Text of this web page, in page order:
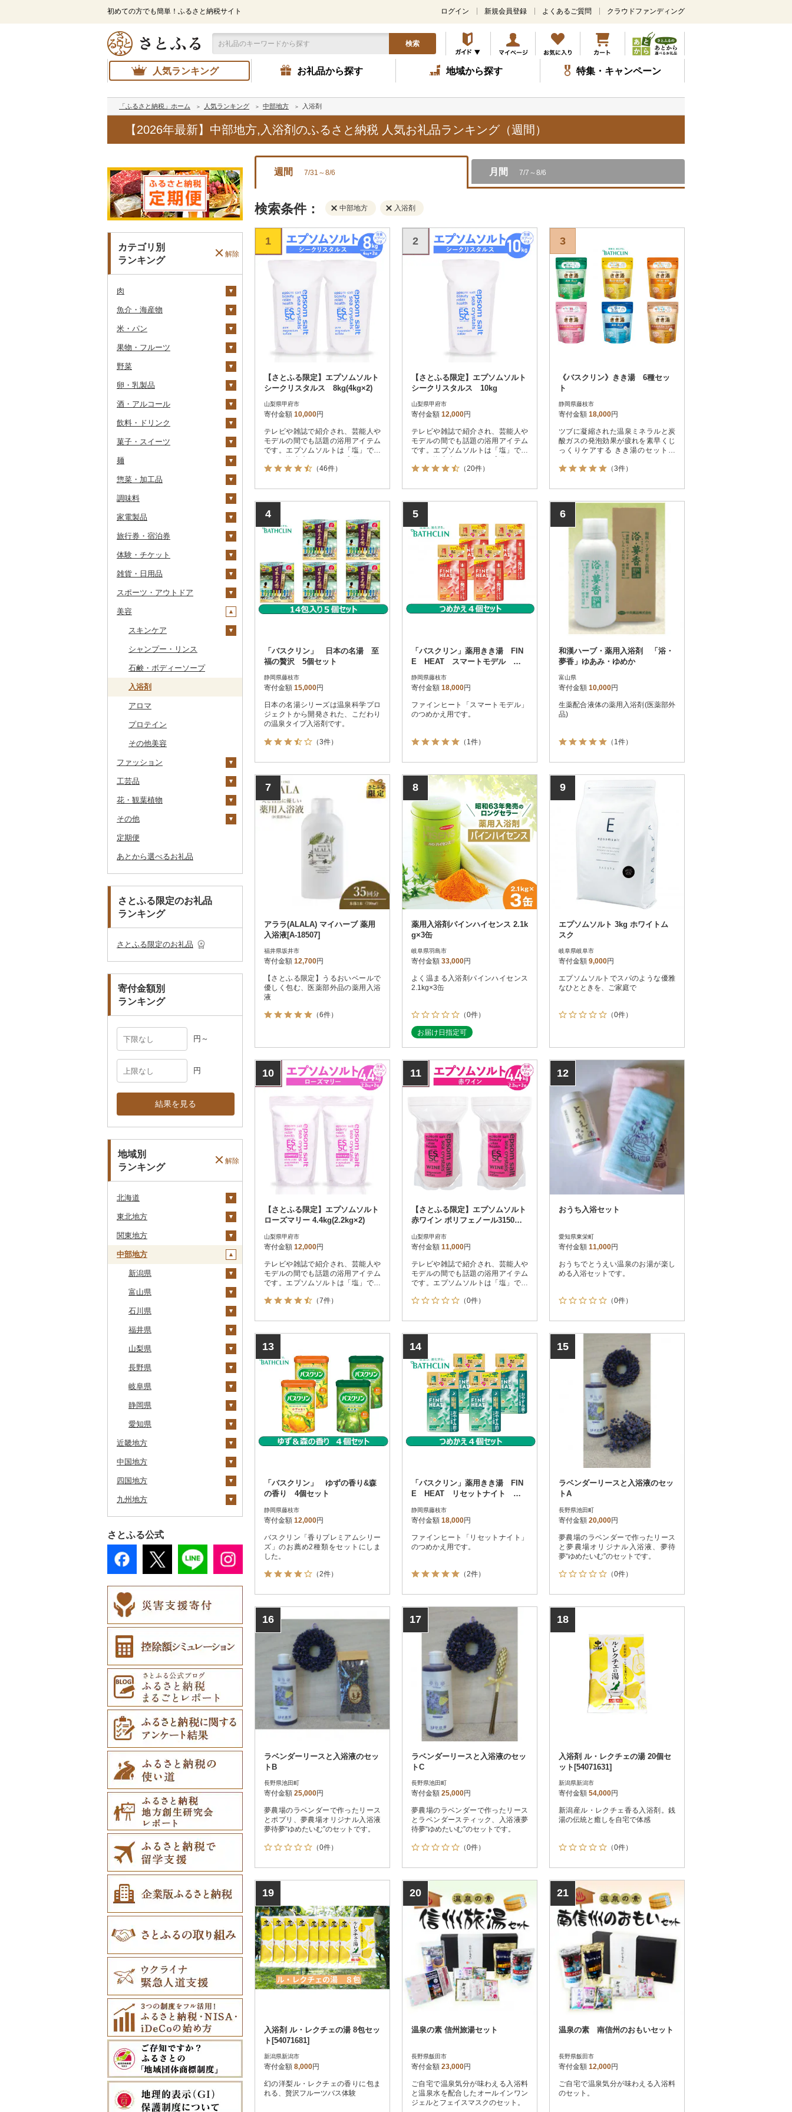
初めての方でも簡単！ふるさと納税サイト
メ
ン
コ
ン
テ
ツ
ッ
プ
ログイン 新規会員登録 よくあるご質問 クラウドファンディング
検索
人気ランキング お礼品から探す 地域から探す 特集・キャンペーン
「ふるさと納税」ホーム 人気ランキング 中部地方 入浴剤
【2026年最新】中部地方,入浴剤のふるさと納税 人気お礼品ランキング（週間）
カテゴリ別
ランキング
解除
肉
牛肉（精肉）
ステーキ
すき焼き
焼肉
牛タン
和牛
黒毛和牛
仙台牛
米沢牛
山形牛
常陸牛
上州牛
飛騨牛
近江牛
但馬牛
土佐あかうし
佐賀牛
長崎和牛
あか牛
宮崎牛
その他牛肉（精肉）
牛肉（加工品）
ハンバーグ
ローストビーフ
ビーフジャーキー
その他牛肉（加工品）
豚肉（精肉）
すき焼き
しゃぶしゃぶ
焼肉
アグー豚
豚肉（加工品）
ハンバーグ
もつ鍋
ハム
ソーセージ・ウインナ
鶏肉
鶏肉（精肉）
ハム・ソーセージ
唐揚げ
水炊き
地鶏
赤鶏さつま
その他鶏肉
鹿肉
馬肉
羊肉・ラム肉（ジンギス
魚介・海産物
カニ
ズワイガニ
毛ガニ
かにしゃぶ
その他カニ
エビ
ボタンエビ
伊勢海老
その他エビ
いくら
うに
明太子・たらこ
明太子
たらこ
その他魚卵
数の子
キャビア
その他魚卵
貝
鮑（アワビ）
牡蠣（カキ）
あさり
しじみ
サザエ
はまぐり
その他貝
鮮魚
鮭・サーモン
マグロ
イワシ
カツオ
金目鯛
クエ
サバ
さんま
鯛
のどぐろ
ふぐ
ブリ
ほっけ
その他鮮魚
イカ・タコ
イカ
タコ
海苔・海藻
海苔
わかめ
ひじき
その他海苔・海藻
干物
ししゃも
その他干物
その他魚介・加工品
しらす・ちりめん
かまぼこ・練り製品
米・パン
米
無洗米
玄米
金芽米
ゆめぴりか
コシヒカリ
はえぬき
さがびより
あきたこまち
ひとめぼれ
ミルキークィーン
ななつぼし
雑穀
餅
その他穀物加工品
パン
果物・フルーツ
ぶどう・マスカット
巨峰
ナガノパープル
ピオーネ
デラウェア
その他ぶどう・マスカ
いちご
りんご
もも
メロン
梨
和梨
洋梨・ラフランス
マンゴー
みかん・柑橘
みかん
レモン
不知火・デコポン
せとか
まどんな
ポンカン
その他柑橘
すいか
キウイ
柿（カキ）
ドライフルーツ
干し芋
その他ドライフルーツ
その他果物
びわ
ブルーベリー
パイナップル
栗
その他果物
野菜
いも
じゃがいも
さつまいも
その他いも
トマト
フルーツトマト
ミニトマト
玉ねぎ
ねぎ
根菜
人参
大根
自然薯
レンコン
にんにく・生姜
その他根菜
アスパラガス
豆
きのこ
しいたけ
松茸
その他きのこ
その他野菜
山菜
かぼちゃ
レタス
その他野菜
卵・乳製品
卵
チーズ
ヨーグルト
バター
その他乳製品
酒・アルコール
ビール・発泡酒
ビール
地ビール・クラフトビ
日本酒
純米吟醸
大吟醸
吟醸
その他日本酒
芋焼酎
麦焼酎
米焼酎
黒糖焼酎
その他焼酎
梅酒
泡盛
ワイン
白ワイン
赤ワイン
シャンパン・スパーク
ウイスキー
リキュール・洋酒
甘酒
ノンアルコール
その他酒
飲料・ドリンク
水・ミネラルウォーター
飲料
コーヒー豆
粉
ドリップ
茶
飲料
茶葉・ティーバッグ
静岡茶
足柄茶
知覧茶
八女茶
果汁飲料
りんごジュース
みかんジュース（オレ
紅茶
飲料
茶葉・ティーバッグ
その他飲料・ジュース
野菜ジュース
炭酸飲料
豆乳
菓子・スイーツ
クッキー
焼き菓子
プリン
ゼリー
チョコレート
カステラ
アイス・ジェラート
その他洋菓子
煎餅・おかき
羊羹
饅頭
大福
その他和菓子
麺
ラーメン
うどん
そば
パスタ
ひやむぎ
そうめん
その他麺
惣菜・加工品
惣菜
餃子
シュウマイ
コロッケ
その他惣菜
カレー・シチュー
カレー
シチュー
鍋
肉
魚
その他鍋
ピザ
レトルト
スープ
豆腐・納豆
豆腐
納豆
漬物
梅干
キムチ
その他漬物
缶詰・瓶詰
肉
魚
果物
ジャム
その他缶詰・瓶詰
乾物
燻製（スモーク）
おせち
その他加工品
調味料
砂糖
塩
醤油
味噌
酢
だし
食用油
えごま油
オリーブオイル
ごま油
その他食用油
はちみつ
ドレッシング
その他調味料
みりん
ケチャップ
こしょう
その他調味料
家電製品
季節・空調家電
キッチン家電
照明器具
パソコン・周辺機器
TV・オーディオ・カメラ
美容・健康家電
カー用品
時計
その他家電
旅行券・宿泊券
旅行券
JTBふるさと旅行クー
その他旅行券
宿泊券
体験・チケット
PayPay商品券
食事券
温泉・サウナ・スパ利用
釣り
ダイビング
券
ゴルフプレー券
GDOふるさとゴルフ
その他のゴルフプレー
券
花火大会チケット
カタログギフト
その他体験・チケット
雑貨・日用品
家具・インテリア
机・テーブル
椅子・チェア・ソファ
その他家具・インテリ
ア
寝具
布団
枕
毛布
タオルケット
その他寝具
タオル
泉州タオル
その他タオル
文房具・印鑑
ボールペン
ノート・ファイル
印鑑
その他文房具
食器
グラス・カップ
タンブラー
箸
スプーン・フォーク・
キッチン用品
包丁
フライパン
鍋
まな板
その他キッチン用品
日用品
洗剤
トイレットペーパー
ティッシュ
楽器・器材
本・CD・DVD
おもちゃ・ぬいぐるみ
ご当地キャラクター
ベビー用品
ペット用品
防災グッズ
その他雑貨
スポーツ・アウトドア
ゴルフ
ゴルフボール
ゴルフクラブ
ゴルフウェア
その他ゴルフ
釣り
サイクリング
アウトドア・キャンプ
その他スポーツ
ウェア・ユニフォーム
その他スポーツ
美容
スキンケア
化粧水・乳液・美容液
洗顔
その他スキンケア
シャンプー・リンス
石鹸・ボディーソープ
入浴剤
アロマ
プロテイン
その他美容
ファッション
鞄・バッグ
トートバッグ・ショル
ツケース
その他鞄・バッグ
洋服
女性・レディース
子供・ベビー
その他洋服
和服
靴・履物
靴・シューズ
スリッパ・下駄・草履
その他靴・履物
アクセサリー
ペンダント・ネックレ
ス
ピアス・イヤリング
その他アクセサリー
その他服飾小物
ショール・ストール
マフラー・手袋
工芸品
織物
本場奄美大島紬
陶器・漆器
唐津焼
備前焼
美濃焼
村上木彫堆朱
その他装飾品・工芸品
数珠
工芸品
播州そろばん
美濃和紙
花・観葉植物
観葉植物・苗木
花
胡蝶蘭
造花・プリザーブドフ
ラワー
その他花
盆栽・その他
その他
地域サービス
その他
定期便
あとから選べるお礼品
さとふる限定のお礼品
ランキング
さとふる限定のお礼品
寄付金額別
ランキング
円～
円
結果を見る
地域別
ランキング
解除
北海道
安平町
八雲町
鹿部町
江差町
白老町
せたな町
旭川市
森町
稚内市
標津町
清里町
北斗市
留萌市
白糠町
釧路町
名寄市
美唄市
厚岸町
南富良野町
上富良野町
和寒町
紋別市
根室市
三笠市
東川町
厚真町
奥尻町
網走市
浦河町
広尾町
中札内村
滝川市
鶴居村
釧路市
苫前町
当別町
占冠村
上士幌町
平取町
七飯町
北見市
登別市
訓子府町
室蘭市
士幌町
倶知安町
東北地方
青森県
十和田市
大鰐町
南部町
五戸町
藤崎町
六ヶ所村
東北町
三戸町
東通村
黒石市
おいらせ町
鶴田町
階上町
深浦町
青森市
田子町
新郷村
横浜町
佐井村
五所川原市
平川市
蓬田村
中泊町
外ヶ浜町
つがる市
弘前市
鰺ヶ沢町
むつ市
田舎館村
青森県（県庁）
三沢市
西目屋村
岩手県
宮古市
軽米町
岩手町
矢巾町
釜石市
野田村
普代村
一戸町
陸前高田市
紫波町
滝沢市
住田町
葛巻町
花巻市
岩泉町
田野畑村
盛岡市
奥州市
岩手県（県庁）
一関市
久慈市
西和賀町
北上市
平泉町
洋野町
大船渡市
山田町
大槌町
宮城県
柴田町
色麻町
丸森町
大衡村
加美町
利府町
白石市
登米市
山元町
名取市
川崎町
村田町
栗原市
富谷市
岩沼市
七ヶ宿町
塩竈市
多賀城市
宮城県（県庁）
亘理町
蔵王町
女川町
気仙沼市
美里町
松島町
大和町
大郷町
仙台市
大河原町
角田市
涌谷町
東松島市
秋田県
大潟村
横手市
能代市
小坂町
仙北市
井川町
潟上市
三種町
藤里町
湯沢市
大館市
由利本荘市
にかほ市
羽後町
秋田県（県庁）
男鹿市
東成瀬村
五城目町
北秋田市
八峰町
鹿角市
大仙市
八郎潟町
山形県
村山市
尾花沢市
上山市
河北町
酒田市
新庄市
長井市
小国町
南陽市
中山町
庄内町
大石田町
川西町
鶴岡市
金山町
飯豊町
鮭川村
大蔵村
山辺町
戸沢村
舟形町
最上町
真室川町
寒河江市
西川町
山形市
三川町
大江町
米沢市
福島県
天栄村
広野町
鏡石町
須賀川市
小野町
棚倉町
古殿町
昭和村
下郷町
西郷村
二本松市
猪苗代町
川俣町
西会津町
いわき市
南会津町
田村市
磐梯町
三春町
本宮市
柳津町
鮫川村
福島市
新地町
三島町
桑折町
矢吹町
国見町
檜枝岐村
喜多方市
南相馬市
会津若松市
大熊町
浅川町
相馬市
中島村
伊達市
川内村
関東地方
茨城県
土浦市
取手市
つくば市
稲敷市
潮来市
五霞町
北茨城市
境町
かすみがうら市
牛久市
常陸太田市
つくばみらい市
下妻市
茨城町
神栖市
常総市
東海村
大洗町
ひたちなか市
龍ケ崎市
守谷市
常陸大宮市
笠間市
行方市
結城市
城里町
水戸市
鉾田市
石岡市
茨城県（県庁）
坂東市
小美玉市
日立市
大子町
鹿嶋市
阿見町
那珂市
筑西市
八千代町
古河市
栃木県
那須塩原市
市貝町
塩谷町
上三川町
佐野市
真岡市
高根沢町
大田原市
栃木市
日光市
小山市
宇都宮市
栃木県（県庁）
那珂川町
茂木町
那須烏山市
さくら市
那須町
鹿沼市
下野市
益子町
芳賀町
野木町
群馬県
榛東村
下仁田町
玉村町
安中市
川場村
昭和村
甘楽町
明和町
沼田市
桐生市
吉岡町
太田市
高山村
みどり市
千代田町
片品村
館林市
伊勢崎市
東吾妻町
前橋市
藤岡市
邑楽町
板倉町
嬬恋村
草津町
高崎市
群馬県（県庁）
大泉町
長野原町
中之条町
埼玉県
春日部市
蕨市
戸田市
毛呂山町
久喜市
ふじみ野市
川島町
上里町
川口市
飯能市
長瀞町
羽生市
小鹿野町
坂戸市
埼玉県（県庁）
東秩父村
横瀬町
三芳町
幸手市
日高市
蓮田市
川越市
宮代町
吉見町
東松山市
志木市
北本市
桶川市
加須市
三郷市
八潮市
越生町
さいたま市
鴻巣市
嵐山町
越谷市
小川町
滑川町
本庄市
千葉県
勝浦市
袖ケ浦市
我孫子市
長柄町
芝山町
八千代市
横芝光町
多古町
白子町
栄町
香取市
習志野市
銚子市
旭市
八街市
東金市
九十九里町
いすみ市
東庄町
館山市
大網白里市
一宮町
佐倉市
木更津市
野田市
山武市
鴨川市
印西市
神崎町
船橋市
千葉市
白井市
成田市
富津市
浦安市
松戸市
柏市
匝瑳市
東京都
八王子市
日野市
昭島市
武蔵村山市
葛飾区
小金井市
墨田区
東久留米市
利島村
瑞穂町
大島町
府中市
東村山市
あきる野市
中野区
荒川区
北区
多摩市
稲城市
世田谷区
日の出町
板橋区
渋谷区
新宿区
江東区
青梅市
国立市
品川区
福生市
小平市
文京区
大田区
豊島区
西東京市
羽村市
神奈川県
南足柄市
松田町
大井町
中井町
愛川町
山北町
真鶴町
清川村
開成町
藤沢市
神奈川県（県庁）
大和市
小田原市
湯河原町
秦野市
綾瀬市
横須賀市
三浦市
大磯町
箱根町
横浜市
茅ヶ崎市
厚木市
海老名市
相模原市
座間市
二宮町
中部地方
新潟県
十日町市
弥彦村
阿賀町
出雲崎町
魚沼市
佐渡市
燕市
南魚沼市
関川村
新発田市
加茂市
小千谷市
田上町
五泉市
三条市
見附市
胎内市
阿賀野市
津南町
新潟県（県庁）
柏崎市
村上市
妙高市
聖籠町
刈羽村
湯沢町
新潟市
富山県
射水市
氷見市
朝日町
高岡市
魚津市
砺波市
入善町
黒部市
立山町
富山県（県庁）
小矢部市
滑川市
富山市
南砺市
石川県
羽咋市
七尾市
白山市
穴水町
輪島市
中能登町
石川県（県庁）
野々市市
能登町
能美市
津幡町
宝達志水町
金沢市
内灘町
小松市
加賀市
福井県
美浜町
小浜市
越前町
若狭町
鯖江市
高浜町
勝山市
福井県（県庁）
越前市
坂井市
あわら市
福井市
大野市
おおい町
山梨県
富士吉田市
甲斐市
山梨市
富士川町
大月市
富士河口湖町
韮崎市
南アルプス市
市川三郷町
都留市
山梨県（県庁）
道志村
笛吹市
北杜市
鳴沢村
西桂町
身延町
早川町
南部町
昭和町
甲府市
甲州市
丹波山村
長野県
高森町
御代田町
飯田市
青木村
南箕輪村
長野県（県庁）
上松町
高山村
南木曽町
朝日村
長野市
池田町
川上村
信濃町
南牧村
伊那市
立科町
東御市
中野市
豊丘村
売木村
小諸市
箕輪町
駒ヶ根市
王滝村
千曲市
辰野町
茅野市
喬木村
阿智村
小川村
宮田村
飯綱町
栄村
松川町
坂城町
岐阜県
養老町
八百津町
池田町
関市
瑞穂市
飛騨市
岐南町
大野町
山県市
羽島市
川辺町
輪之内町
神戸町
瑞浪市
中津川市
高山市
郡上市
白川村
御嵩町
海津市
関ケ原町
笠松町
東白川村
土岐市
岐阜県（県庁）
下呂市
多治見市
垂井町
恵那市
白川町
各務原市
美濃市
揖斐川町
美濃加茂市
北方町
静岡県
下田市
静岡市
吉田町
函南町
藤枝市
御殿場市
浜松市
伊東市
島田市
伊豆市
焼津市
富士宮市
河津町
袋井市
熱海市
掛川市
伊豆の国市
小山町
森町
川根本町
御前崎市
東伊豆町
西伊豆町
清水町
南伊豆町
松崎町
湖西市
磐田市
三島市
静岡県（県庁）
牧之原市
菊川市
長泉町
愛知県
清須市
田原市
安城市
北名古屋市
東栄町
豊山町
南知多町
江南市
西尾市
幸田町
碧南市
岡崎市
愛知県（県庁）
蒲郡市
東郷町
犬山市
弥富市
東海市
新城市
瀬戸市
大府市
半田市
あま市
岩倉市
小牧市
愛西市
長久手市
豊川市
尾張旭市
稲沢市
知立市
大口町
日進市
近畿地方
三重県
鈴鹿市
伊賀市
木曽岬町
多気町
松阪市
桑名市
明和町
いなべ市
紀北町
熊野市
南伊勢町
朝日町
菰野町
紀宝町
伊勢市
四日市市
大台町
三重県（県庁）
津市
名張市
東員町
玉城町
滋賀県
長浜市
高島市
草津市
近江八幡市
竜王町
湖南市
彦根市
栗東市
愛荘町
滋賀県（県庁）
米原市
豊郷町
多賀町
京都府
宮津市
伊根町
与謝野町
福知山市
城陽市
京丹後市
井手町
木津川市
宇治田原町
長岡京市
綾部市
笠置町
南丹市
宇治市
京丹波町
京都府（府庁）
大山崎町
精華町
南山城村
京都市
舞鶴市
和束町
八幡市
京田辺市
向日市
大阪府
茨木市
豊能町
枚方市
泉佐野市
藤井寺市
能勢町
阪南市
貝塚市
岸和田市
泉南市
忠岡町
四條畷市
寝屋川市
泉大津市
守口市
富田林市
松原市
柏原市
羽曳野市
大阪府（府庁）
吹田市
河南町
和泉市
高槻市
豊中市
箕面市
太子町
岬町
兵庫県
上郡町
神河町
太子町
佐用町
多可町
朝来市
市川町
三木市
新温泉町
福崎町
西脇市
宍粟市
丹波市
加東市
稲美町
養父市
南あわじ市
洲本市
猪名川町
尼崎市
加西市
宝塚市
淡路市
丹波篠山市
香美町
芦屋市
神戸市
奈良県
曽爾村
宇陀市
山添村
大淀町
安堵町
王寺町
十津川村
高取町
広陵町
天理市
三郷町
下北山村
川西町
川上村
斑鳩町
平群町
黒滝村
御所市
上牧町
明日香村
吉野町
奈良市
大和郡山市
野迫川村
葛城市
三宅町
和歌山県
有田市
広川町
和歌山市
海南市
那智勝浦町
美浜町
御坊市
高野町
九度山町
紀美野町
古座川町
太地町
日高川町
紀の川市
上富田町
白浜町
由良町
すさみ町
日高町
有田川町
印南町
和歌山県（県庁）
みなべ町
かつらぎ町
田辺市
中国地方
鳥取県
鳥取県（県庁）
米子市
大山町
琴浦町
日野町
北栄町
智頭町
江府町
八頭町
若桜町
湯梨浜町
岩美町
倉吉市
日南町
伯耆町
日吉津村
島根県
雲南市
海士町
津和野町
飯南町
知夫村
吉賀町
出雲市
奥出雲町
西ノ島町
浜田市
大田市
松江市
江津市
島根県（県庁）
岡山県
津山市
西粟倉村
久米南町
新見市
浅口市
美作市
岡山市
早島町
笠岡市
里庄町
玉野市
赤磐市
瀬戸内市
和気町
備前市
総社市
新庄村
高梁市
勝央町
倉敷市
矢掛町
鏡野町
広島県
安芸太田町
世羅町
廿日市市
福山市
広島市
庄原市
府中市
大崎上島町
東広島市
竹原市
熊野町
呉市
海田町
府中町
三原市
安芸高田市
山口県
柳井市
山口県（県庁）
田布施町
防府市
上関町
山陽小野田市
山口市
周南市
宇部市
美祢市
下関市
和木町
四国地方
徳島県
阿波市
牟岐町
那賀町
三好市
藍住町
東みよし町
徳島県（県庁）
阿南市
上板町
海陽町
徳島市
勝浦町
美馬市
美波町
上勝町
小松島市
松茂町
佐那河内村
北島町
吉野川市
香川県
高松市
直島町
さぬき市
三豊市
宇多津町
小豆島町
香川県（県庁）
土庄町
三木町
まんのう町
琴平町
東かがわ市
善通寺市
坂出市
丸亀市
愛媛県
今治市
鬼北町
八幡浜市
上島町
松前町
愛南町
新居浜市
伊予市
松山市
西条市
東温市
宇和島市
内子町
愛媛県（県庁）
四国中央市
高知県
香美市
芸西村
日高村
室戸市
黒潮町
四万十市
奈半利町
土佐市
津野町
高知県（県庁）
四万十町
大川村
土佐町
安田町
南国市
仁淀川町
大月町
三原村
香南市
大豊町
田野町
高知市
東洋町
越知町
安芸市
本山町
九州地方
福岡県
那珂川市
添田町
大刀洗町
苅田町
春日市
上毛町
中間市
太宰府市
赤村
須恵町
香春町
飯塚市
志免町
筑紫野市
東峰村
古賀市
久山町
大野城市
宗像市
水巻町
岡垣町
豊前市
嘉麻市
筑後市
大木町
直方市
遠賀町
大任町
佐賀県
嬉野市
佐賀県（県庁）
江北町
多久市
伊万里市
神埼市
有田町
基山町
上峰町
吉野ヶ里町
鹿島市
小城市
佐賀市
大町町
玄海町
白石町
太良町
長崎県
松浦市
諫早市
長与町
対馬市
長崎県（県庁）
佐世保市
南島原市
波佐見町
長崎市
川棚町
島原市
五島市
雲仙市
壱岐市
大村市
佐々町
平戸市
熊本県
湯前町
菊池市
山江村
宇城市
西原村
水上村
高森町
大津町
和水町
長洲町
天草市
多良木町
五木村
あさぎり町
南関町
津奈木町
小国町
人吉市
宇土市
荒尾市
産山村
益城町
御船町
山都町
阿蘇市
大分県
九重町
竹田市
別府市
中津市
豊後大野市
杵築市
日出町
津久見市
豊後高田市
宇佐市
佐伯市
臼杵市
国東市
日田市
姫島村
玖珠町
大分県（県庁）
宮崎県
宮崎市
木城町
川南町
三股町
都城市
椎葉村
日向市
日之影町
新富町
綾町
門川町
宮崎県（県庁）
国富町
高千穂町
西都市
西米良村
延岡市
串間市
五ヶ瀬町
高原町
小林市
高鍋町
美郷町
諸塚村
指宿市
龍郷町
中種子町
出水市
いちき串木野市
徳之島町
湧水町
垂水市
南さつま市
屋久島町
奄美市
和泊町
長島町
薩摩川内市
大崎町
曽於市
鹿屋市
宇検村
天城町
南種子町
知名町
与論町
錦江町
霧島市
沖縄県
うるま市
嘉手納町
北谷町
宮古島市
八重瀬町
座間味村
糸満市
北中城村
久米島町
南城市
北大東村
大宜味村
浦添市
本部町
今帰仁村
与那原町
豊見城市
東村
読谷村
恩納村
伊平屋村
西原町
金武町
さとふる公式
週間 7/31～8/6 月間 7/7～8/6
検索条件： 中部地方 入浴剤
1
【さとふる限定】エプソムソルト
シークリスタルス 8kg(4kg×2)
山梨県甲府市
寄付金額 10,000円
テレビや雑誌で紹介され、芸能人や
モデルの間でも話題の浴用アイテム
です。エプソムソルトは「塩」では
きています。毎日の入浴に取り入れ
地をお楽しみいただけます。塩では
いただけます。※この返礼品につい
ては、地場産品基準に適合していま
す。
（46件）
2
【さとふる限定】エプソムソルト
シークリスタルス 10kg
山梨県甲府市
寄付金額 12,000円
テレビや雑誌で紹介され、芸能人や
モデルの間でも話題の浴用アイテム
です。エプソムソルトは「塩」では
きています。毎日の入浴に取り入れ
地をお楽しみいただけます。塩では
いただけます。※この返礼品につい
ては、地場産品基準に適合していま
す。
（20件）
3
《バスクリン》きき湯 6種セッ
ト
静岡県藤枝市
寄付金額 18,000円
ツブに凝縮された温泉ミネラルと炭
酸ガスの発泡効果が疲れを素早くじ
っくりケアする きき湯のセットで
（3件）
4
「バスクリン」 日本の名湯 至
福の贅沢 5個セット
静岡県藤枝市
寄付金額 15,000円
日本の名湯シリーズは温泉科学プロ
ジェクトから開発された、こだわり
の温泉タイプ入浴剤です。
（3件）
5
「バスクリン」薬用きき湯 FIN
E HEAT スマートモデル つ
静岡県藤枝市
寄付金額 18,000円
ファインヒート「スマートモデル」
のつめかえ用です。
（1件）
6
和漢ハーブ・薬用入浴剤 「浴・
夢香」ゆあみ・ゆめか
富山県
寄付金額 10,000円
生薬配合液体の薬用入浴剤(医薬部外
品)
（1件）
7
アララ(ALALA) マイハーブ 薬用
入浴液[A-18507]
福井県坂井市
寄付金額 12,700円
【さとふる限定】うるおいベールで
優しく包む、医薬部外品の薬用入浴
液
（6件）
8
薬用入浴剤パインハイセンス 2.1k
g×3缶
岐阜県羽島市
寄付金額 33,000円
よく温まる入浴剤パインハイセンス
2.1kg×3缶
（0件）
お届け日指定可
9
エプソムソルト 3kg ホワイトム
スク
岐阜県岐阜市
寄付金額 9,000円
エプソムソルトでスパのような優雅
なひとときを、ご家庭で
（0件）
10
【さとふる限定】エプソムソルト
ローズマリー 4.4kg(2.2kg×2)
山梨県甲府市
寄付金額 12,000円
テレビや雑誌で紹介され、芸能人や
モデルの間でも話題の浴用アイテム
です。エプソムソルトは「塩」では
きています。毎日の入浴に取り入れ
地をお楽しみいただけます。塩では
いただけます。※この返礼品につい
ては、地場産品基準に適合していま
す。
（7件）
11
【さとふる限定】エプソムソルト
赤ワイン ポリフェノール3150mg
山梨県甲府市
寄付金額 11,000円
テレビや雑誌で紹介され、芸能人や
モデルの間でも話題の浴用アイテム
です。エプソムソルトは「塩」では
きています。毎日の入浴に取り入れ
地をお楽しみいただけます。塩では
いただけます。※この返礼品につい
ては、地場産品基準に適合していま
す。
（0件）
12
おうち入浴セット
愛知県東栄町
寄付金額 11,000円
おうちでとうえい温泉のお湯が楽し
める入浴セットです。
（0件）
13
「バスクリン」 ゆずの香り&森
の香り 4個セット
静岡県藤枝市
寄付金額 12,000円
バスクリン「香りプレミアムシリー
ズ」のお薦め2種類をセットにしま
した。
（2件）
14
「バスクリン」薬用きき湯 FIN
E HEAT リセットナイト つ
静岡県藤枝市
寄付金額 18,000円
ファインヒート「リセットナイト」
のつめかえ用です。
（2件）
15
ラベンダーリースと入浴液のセッ
トA
長野県池田町
寄付金額 20,000円
夢農場のラベンダーで作ったリース
と夢農場オリジナル入浴液、夢待
夢“ゆめたいむ”のセットです。
（0件）
16
ラベンダーリースと入浴液のセッ
トB
長野県池田町
寄付金額 25,000円
夢農場のラベンダーで作ったリース
とポプリ、夢農場オリジナル入浴液
夢待夢“ゆめたいむ”のセットです。
（0件）
17
ラベンダーリースと入浴液のセッ
トC
長野県池田町
寄付金額 25,000円
夢農場のラベンダーで作ったリース
とラベンダースティック、入浴液夢
待夢“ゆめたいむ”のセットです。
（0件）
18
入浴剤 ル・レクチェの湯 20個セ
ット[54071631]
新潟県新潟市
寄付金額 54,000円
新潟産ル・レクチェ香る入浴剤。銭
湯の伝統と癒しを自宅で体感
（0件）
19
入浴剤 ル・レクチェの湯 8包セッ
ト[54071681]
新潟県新潟市
寄付金額 8,000円
幻の洋梨ル・レクチェの香りに包ま
れる、贅沢フルーツバス体験
20
温泉の素 信州旅湯セット
長野県飯田市
寄付金額 23,000円
ご自宅で温泉気分が味わえる入浴料
と温泉水を配合したオールインワン
ジェルとフェイスマスクのセット。
21
温泉の素 南信州のおもいセット
長野県飯田市
寄付金額 12,000円
ご自宅で温泉気分が味わえる入浴料
のセット。